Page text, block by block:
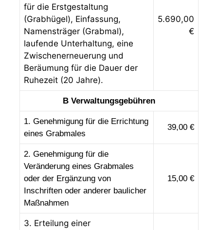
für die Erstgestaltung
(Grabhügel), Einfassung,
Namensträger (Grabmal),
laufende Unterhaltung, eine
Zwischenerneuerung und
Beräumung für die Dauer der
Ruhezeit (20 Jahre).
5.690,00
€
B Verwaltungsgebühren
1. Genehmigung für die Errichtung
eines Grabmales
39,00 €
2. Genehmigung für die
Veränderung eines Grabmales
oder der Ergänzung von
Inschriften oder anderer baulicher
Maßnahmen
15,00 €
3. Erteilung einer